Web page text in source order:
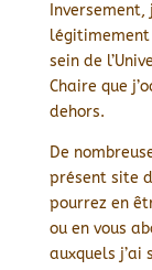
sein de
Chaire que
dehors.
De
présent site
pourrez en
ou en vous
auxquels j’ai